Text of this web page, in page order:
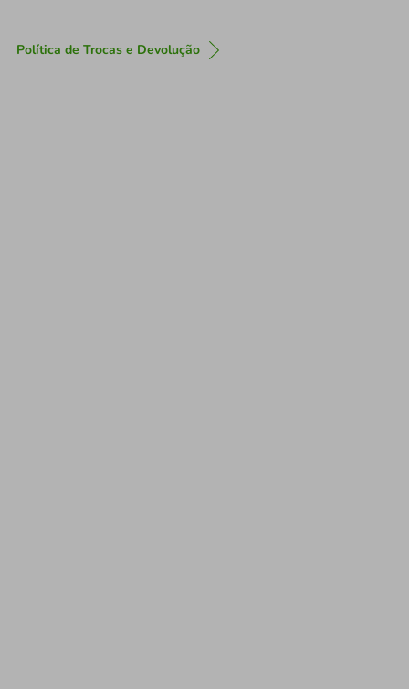
Política de Trocas e Devolução